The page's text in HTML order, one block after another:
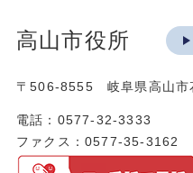
高山市役所
〒506-8555 岐阜県高山
電話：0577-32-3333
ファクス：0577-35-3162